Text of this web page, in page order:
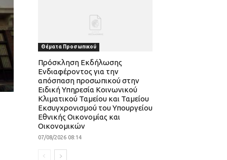
Θέματα Προσωπικού
Πρόσκληση Εκδήλωσης
Ενδιαφέροντος για την
απόσπαση προσωπικού στην
Ειδική Υπηρεσία Κοινωνικού
Κλιματικού Ταμείου και Ταμείου
Εκσυγχρονισμού του Υπουργείου
Εθνικής Οικονομίας και
Οικονομικών
07/08/2026 08:14